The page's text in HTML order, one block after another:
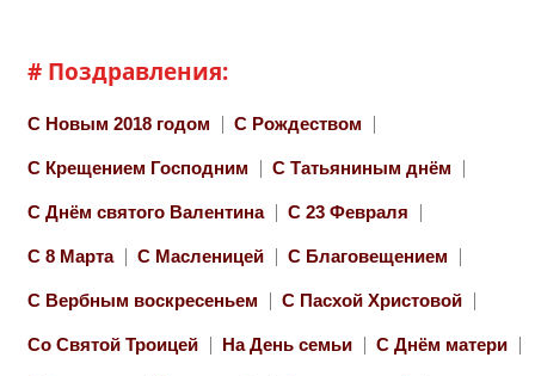
# Поздравления:
С Новым 2018 годом С Рождеством
С Крещением Господним С Татьяниным днём
С Днём святого Валентина С 23 Февраля
С 8 Марта С Масленицей С Благовещением
С Вербным воскресеньем С Пасхой Христовой
Со Святой Троицей На День семьи С Днём матери